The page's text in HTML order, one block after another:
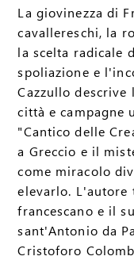
La giovinezza di
cavallereschi, la
la scelta radicale
spoliazione e
Cazzullo
città e campagne
"Cantico delle
a Greccio e il
come miracolo
elevarlo.
francescano e il
sant'Antonio da
Cristoforo